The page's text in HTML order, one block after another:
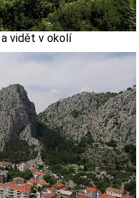
vidět v okolí